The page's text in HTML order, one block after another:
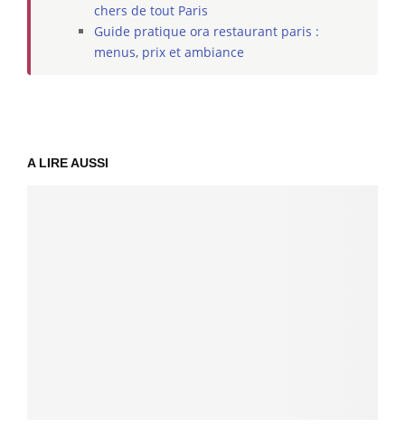
chers de tout Paris
Guide pratique ora restaurant paris :
menus, prix et ambiance
A LIRE AUSSI